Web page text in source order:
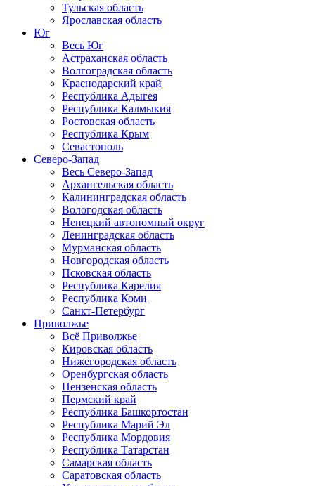
Тульская область
Ярославская область
Юг
Весь Юг
Астраханская область
Волгоградская область
Краснодарский край
Республика Адыгея
Республика Калмыкия
Ростовская область
Республика Крым
Севастополь
Северо-Запад
Весь Северо-Запад
Архангельская область
Калининградская область
Вологодская область
Ненецкий автономный округ
Ленинградская область
Мурманская область
Новгородская область
Псковская область
Республика Карелия
Республика Коми
Санкт-Петербург
Приволжье
Всё Приволжье
Кировская область
Нижегородская область
Оренбургская область
Пензенская область
Пермский край
Республика Башкортостан
Республика Марий Эл
Республика Мордовия
Республика Татарстан
Самарская область
Саратовская область